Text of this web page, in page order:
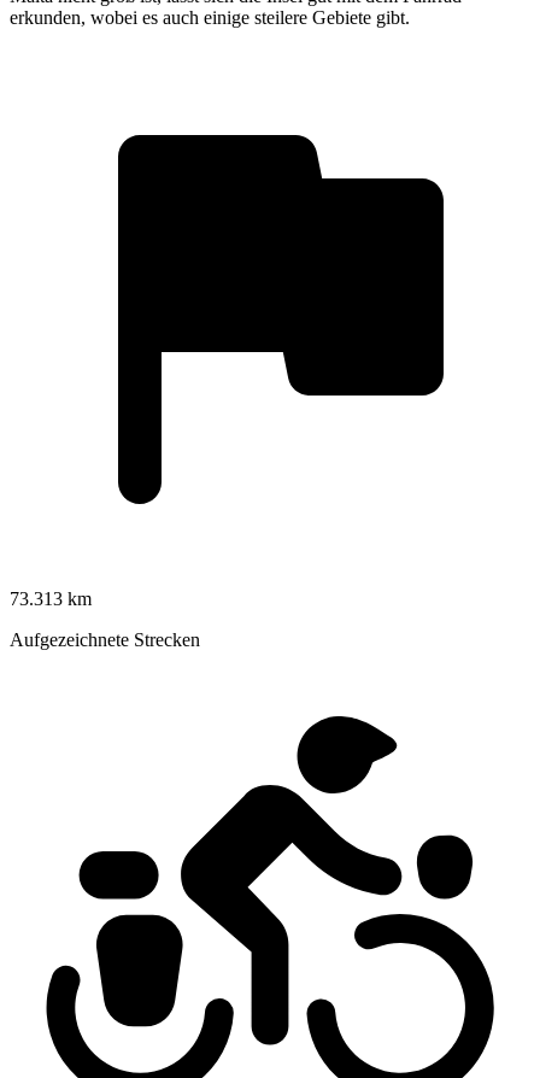
erkunden, wobei es auch einige steilere Gebiete gibt.
73.313 km
Aufgezeichnete Strecken